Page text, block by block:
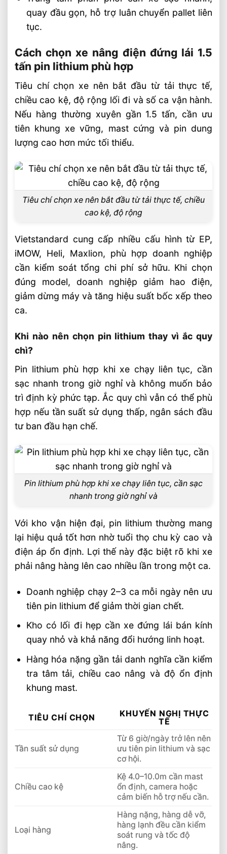
quay đầu gọn, hỗ trợ luân chuyển pallet liên
tục.
Cách chọn xe nâng điện đứng lái 1.5
tấn pin lithium phù hợp
Tiêu chí chọn xe nên bắt đầu từ tải thực tế,
chiều cao kệ, độ rộng lối đi và số ca vận hành.
Nếu hàng thường xuyên gần 1.5 tấn, cần ưu
tiên khung xe vững, mast cứng và pin dung
lượng cao hơn mức tối thiểu.
Tiêu chí chọn xe nên bắt đầu từ tải thực tế, chiều
cao kệ, độ rộng
Vietstandard cung cấp nhiều cấu hình từ EP,
iMOW, Heli, Maxlion, phù hợp doanh nghiệp
cần kiểm soát tổng chi phí sở hữu. Khi chọn
đúng model, doanh nghiệp giảm hao điện,
giảm dừng máy và tăng hiệu suất bốc xếp theo
ca.
Khi nào nên chọn pin lithium thay vì ắc quy
chì?
Pin lithium phù hợp khi xe chạy liên tục, cần
sạc nhanh trong giờ nghỉ và không muốn bảo
trì định kỳ phức tạp. Ắc quy chì vẫn có thể phù
hợp nếu tần suất sử dụng thấp, ngân sách đầu
tư ban đầu hạn chế.
Pin lithium phù hợp khi xe chạy liên tục, cần sạc
nhanh trong giờ nghỉ và
Với kho vận hiện đại, pin lithium thường mang
lại hiệu quả tốt hơn nhờ tuổi thọ chu kỳ cao và
điện áp ổn định. Lợi thế này đặc biệt rõ khi xe
phải nâng hàng lên cao nhiều lần trong một ca.
Doanh nghiệp chạy 2–3 ca mỗi ngày nên ưu
tiên pin lithium để giảm thời gian chết.
Kho có lối đi hẹp cần xe đứng lái bán kính
quay nhỏ và khả năng đổi hướng linh hoạt.
Hàng hóa nặng gần tải danh nghĩa cần kiểm
tra tâm tải, chiều cao nâng và độ ổn định
khung mast.
TIÊU CHÍ CHỌN
KHUYẾN NGHỊ THỰC
TẾ
Tần suất sử dụng
Từ 6 giờ/ngày trở lên nên
ưu tiên pin lithium và sạc
cơ hội.
Chiều cao kệ
Kệ 4.0–10.0m cần mast
ổn định, camera hoặc
cảm biến hỗ trợ nếu cần.
Loại hàng
Hàng nặng, hàng dễ vỡ,
hàng lạnh đều cần kiểm
soát rung và tốc độ
nâng.